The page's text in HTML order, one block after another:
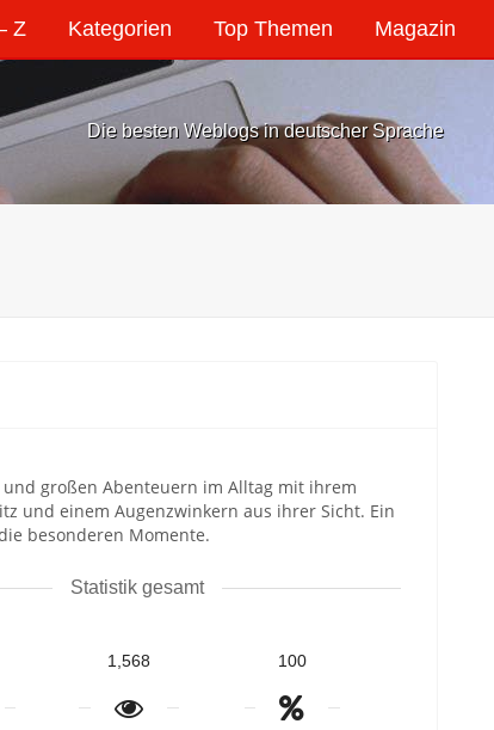
Z Kategorien Top Themen Magazin
Die besten Weblogs in deutscher Sprache
großen Abenteuern im Alltag mit ihrem
und einem Augenzwinkern aus ihrer Sicht. Ein
besonderen Momente.
Statistik gesamt
1,568 100